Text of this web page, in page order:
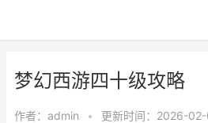
梦幻西游四十级攻略
作者： admin • 更新时间：2026-